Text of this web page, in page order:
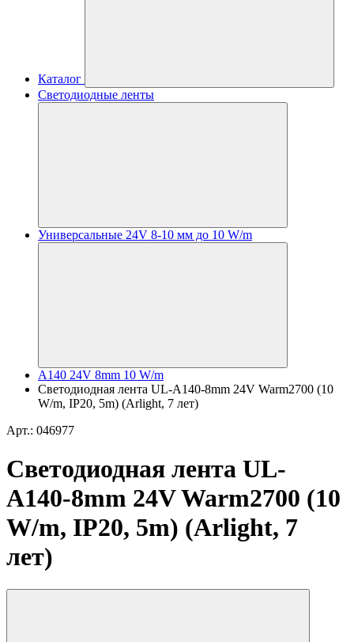
Каталог
Светодиодные ленты
Универсальные 24V 8-10 мм до 10 W/m
A140 24V 8mm 10 W/m
Светодиодная лента UL-A140-8mm 24V Warm2700 (10
W/m, IP20, 5m) (Arlight, 7 лет)
Арт.: 046977
Светодиодная лента UL-
A140-8mm 24V Warm2700 (10
W/m, IP20, 5m) (Arlight, 7
лет)